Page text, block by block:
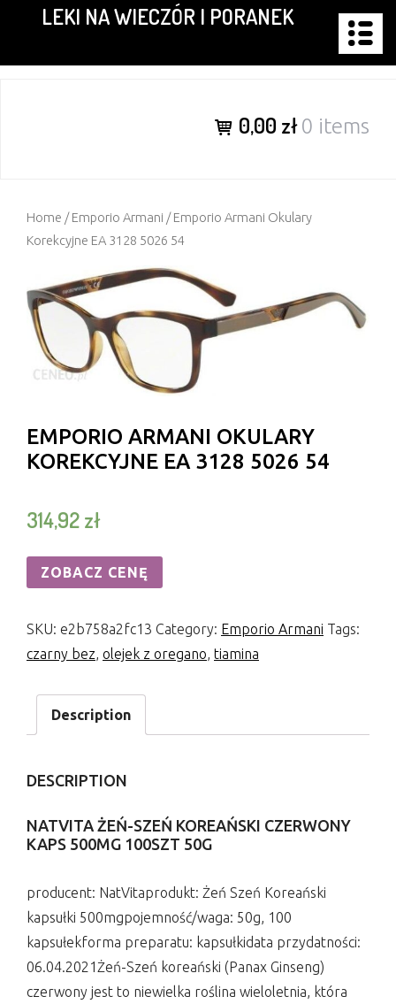
content
LEKI NA WIECZÓR I PORANEK
0,00 zł0 items
Home /Emporio Armani / Emporio Armani Okulary
Korekcyjne EA 3128 5026 54
EMPORIO ARMANI OKULARY
KOREKCYJNE EA 3128 5026 54
314,92zł
ZOBACZ CENĘ
SKU: e2b758a2fc13 Category: Emporio Armani Tags:
czarny bez, olejek z oregano, tiamina
Description
DESCRIPTION
NATVITA ŻEŃ-SZEŃ KOREAŃSKI CZERWONY
KAPS 500MG 100SZT 50G
producent: NatVitaprodukt: Żeń Szeń Koreański
kapsułki 500mgpojemność/waga: 50g, 100
kapsułekforma preparatu: kapsułkidata przydatności:
06.04.2021Żeń-Szeń koreański (Panax Ginseng)
czerwony jest to niewielka roślina wieloletnia, która